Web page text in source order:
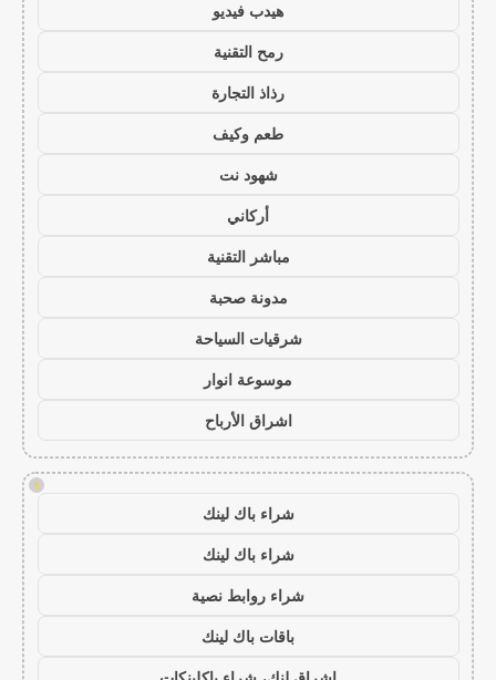
هيدب فيديو
رمح التقنية
رذاذ التجارة
طعم وكيف
شهود نت
أركاني
مباشر التقنية
مدونة صحبة
شرقيات السياحة
موسوعة انوار
اشراق الأرباح
!
شراء باك لينك
شراء باك لينك
شراء روابط نصية
باقات باك لينك